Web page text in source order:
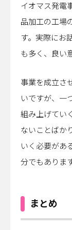
イオマス発電
品加工の工場
す。実際にお
も多く、良い
事業を成立さ
いですが、一
組み上げてい
ないことばか
いく必要があ
分でもありま
まとめ